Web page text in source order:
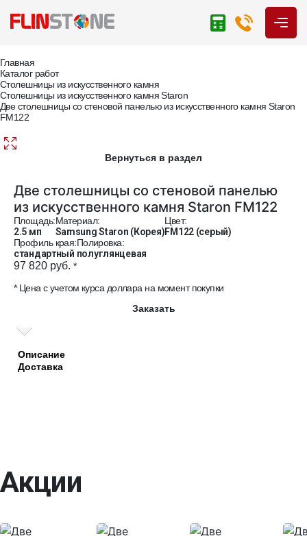
Главная
Каталог работ
Столешницы из искусственного камня
Столешницы из искусственного камня Staron
Две столешницы со стеновой панелью из искусственного камня Staron
FM122
Вернуться в раздел
Две столешницы со стеновой панелью
из искусственного камня Staron FM122
Площадь:
2.5 мп
Материал:
Samsung Staron (Корея)
Цвет:
FM122 (серый)
Профиль края:
стандартный
Полировка:
полуглянцевая
97 820 руб. *
* Цена с учетом курса доллара на момент покупки
Заказать
Описание
Доставка
Акции